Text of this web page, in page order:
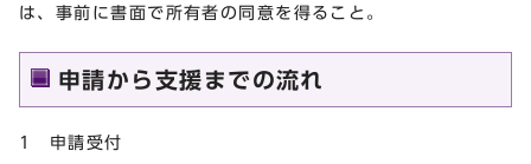
は、事前に書面で所有者の同意を得ること。
申請から支援までの流れ
1 申請受付